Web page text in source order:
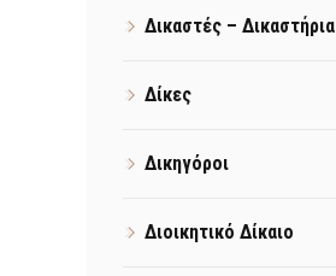
Δικαστές – Δικαστήρια
Δίκες
Δικηγόροι
Διοικητικό Δίκαιο